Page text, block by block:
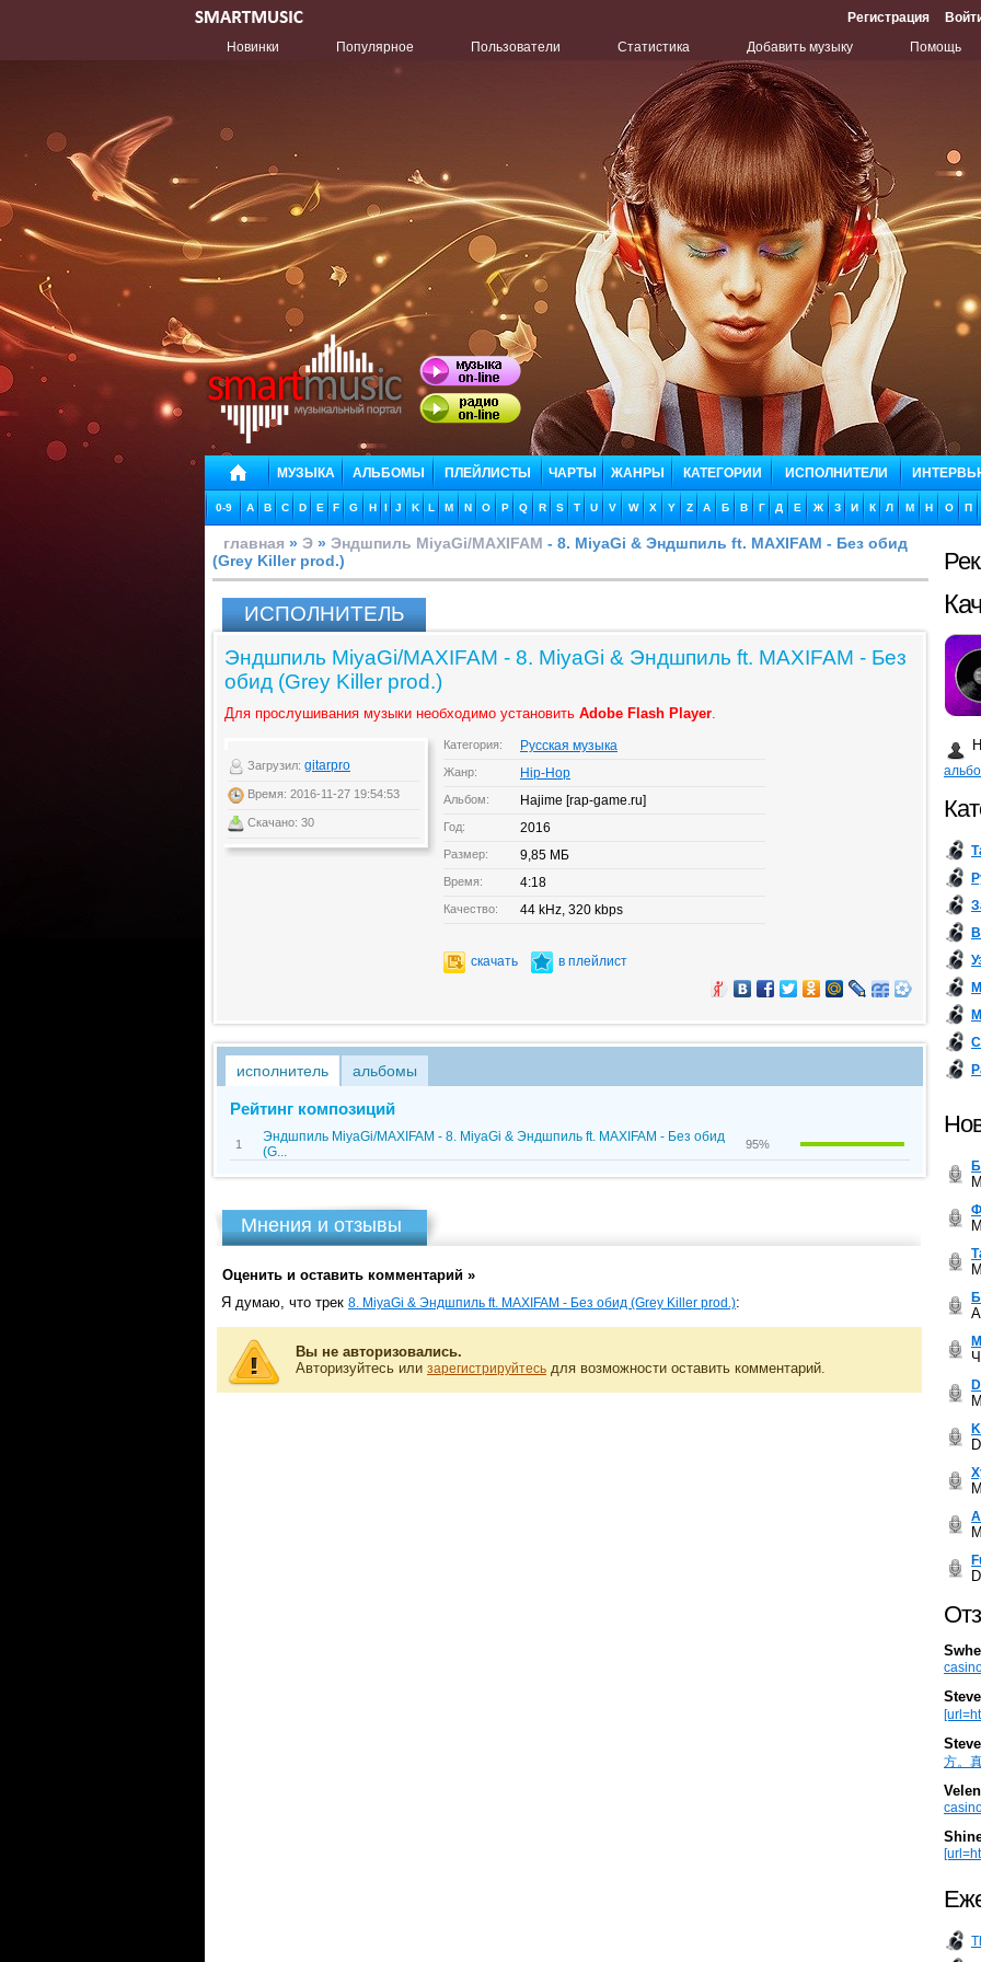
Регистрация
Новинки
Популярное Пользователи Статистика Добавить музыку Помощь
МУЗЫКА АЛЬБОМЫ ПЛЕЙЛИСТЫ ЧАРТЫ ЖАНРЫ КАТЕГОРИИ ИСПОЛНИТЕЛИ
0-9 A B C D E F G H I J K L M N O P Q R S T U V W X Y Z А Б В Г Д Е Ж З И К Л М Н О П
главная » Э » Эндшпиль MiyaGi/MAXIFAM - 8. MiyaGi & Эндшпиль ft. MAXIFAM - Без обид
(Grey Killer prod.)
ИСПОЛНИТЕЛЬ
Эндшпиль MiyaGi/MAXIFAM - 8. MiyaGi & Эндшпиль ft. MAXIFAM - Без
обид (Grey Killer prod.)
Для прослушивания музыки необходимо установить Adobe Flash Player.
Загрузил: gitarpro
Время: 2016-11-27 19:54:53
Скачано: 30
Категория: Русская музыка
Жанр: Hip-Hop
Альбом: Hajime [rap-game.ru]
Год: 2016
Размер: 9,85 МБ
Время: 4:18
Качество: 44 kHz, 320 kbps
скачать в плейлист
исполнитель альбомы
Рейтинг композиций
1
Эндшпиль MiyaGi/MAXIFAM - 8. MiyaGi & Эндшпиль ft. MAXIFAM - Без обид
(G...
95%
Мнения и отзывы
Оценить и оставить комментарий »
Я думаю, что трек 8. MiyaGi & Эндшпиль ft. MAXIFAM - Без обид (Grey Killer prod.):
Вы не авторизовались.
Авторизуйтесь или зарегистрируйтесь для возможности оставить комментарий.
方。